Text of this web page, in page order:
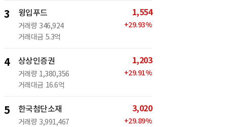
3 윙입푸드
거래량 346,924
거래대금 5.3억
1,554
+29.93%
4 상상인증권
거래량 1,380,356
거래대금 16.6억
1,203
+29.91%
5 한국첨단소재
거래량 3,991,467
3,020
+29.89%